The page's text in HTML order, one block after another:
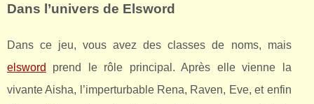
Dans l’univers de Elsword
Dans ce jeu, vous avez des classes de noms, mais
elsword
prend le rôle principal. Après elle vienne la
vivante Aisha, l’imperturbable Rena, Raven, Eve, et enfin